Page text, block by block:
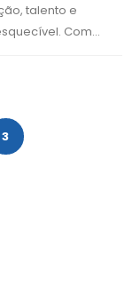
talento e
Com...
3